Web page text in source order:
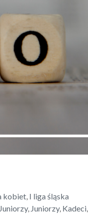
kobiet, I liga śląska
Juniorzy, Juniorzy, Kadeci,